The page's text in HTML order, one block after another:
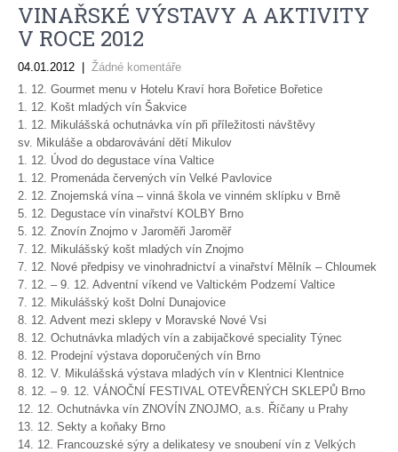
VINAŘSKÉ VÝSTAVY A AKTIVITY
V ROCE 2012
04.01.2012
Žádné komentáře
1. 12. Gourmet menu v Hotelu Kraví hora Bořetice Bořetice
1. 12. Košt mladých vín Šakvice
1. 12. Mikulášská ochutnávka vín při příležitosti návštěvy
sv. Mikuláše a obdarovávání dětí Mikulov
1. 12. Úvod do degustace vína Valtice
1. 12. Promenáda červených vín Velké Pavlovice
2. 12. Znojemská vína – vinná škola ve vinném sklípku v Brně
5. 12. Degustace vín vinařství KOLBY Brno
5. 12. Znovín Znojmo v Jaroměři Jaroměř
7. 12. Mikulášský košt mladých vín Znojmo
7. 12. Nové předpisy ve vinohradnictví a vinařství Mělník – Chloumek
7. 12. – 9. 12. Adventní víkend ve Valtickém Podzemí Valtice
7. 12. Mikulášský košt Dolní Dunajovice
8. 12. Advent mezi sklepy v Moravské Nové Vsi
8. 12. Ochutnávka mladých vín a zabijačkové speciality Týnec
8. 12. Prodejní výstava doporučených vín Brno
8. 12. V. Mikulášská výstava mladých vín v Klentnici Klentnice
8. 12. – 9. 12. VÁNOČNÍ FESTIVAL OTEVŘENÝCH SKLEPŮ Brno
12. 12. Ochutnávka vín ZNOVÍN ZNOJMO, a.s. Říčany u Prahy
13. 12. Sekty a koňaky Brno
14. 12. Francouzské sýry a delikatesy ve snoubení vín z Velkých